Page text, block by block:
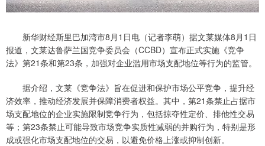
新华财经斯里巴加湾市8月1日电（记者李萌）据文莱媒体8月1日
报道，文莱达鲁萨兰国竞争委员会（CCBD）宣布正式实施《竞争
法》第21条和第23条，加强对企业滥用市场支配地位等行为的监管。
据介绍，文莱《竞争法》旨在促进和保护市场公平竞争，提升经
济效率，推动经济发展并保障消费者权益。其中，第21条禁止占据市
场支配地位的企业实施限制竞争行为，包括掠夺性定价、排他性交易
等；第23条禁止可能导致市场竞争实质性减弱的并购行为，特别是形
成或强化市场支配地位的交易，以避免价格上涨或抑制创新。